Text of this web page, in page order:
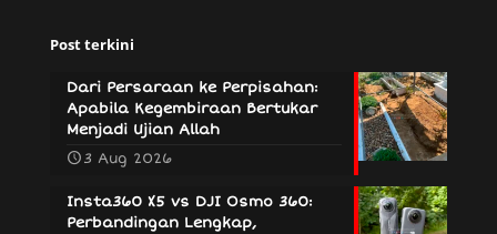
Post terkini
Dari Persaraan ke Perpisahan:
Apabila Kegembiraan Bertukar
Menjadi Ujian Allah
3 Aug 2026
Insta360 X5 vs DJI Osmo 360:
Perbandingan Lengkap,